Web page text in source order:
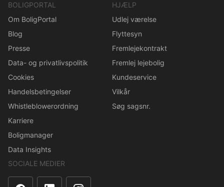
BOLIGPORTAL
Om BoligPortal
Blog
Presse
Data- og privatlivspolitik
Cookies
Handelsbetingelser
Whistleblowerordning
Karriere
Boligmanager
Data Insights
HJÆLP
Udlej værelse
Flyttesyn
Fremlejekontrakt
Fremlej lejebolig
Kundeservice
Vilkår
Søg sagsnr.
SOCIALE MEDIER